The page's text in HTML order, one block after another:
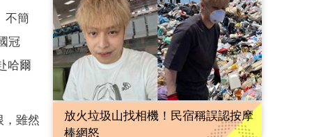
不簡
冠
哈爾
，雖然
放火垃圾山找相機！民宿稱誤認按摩
棒網怒